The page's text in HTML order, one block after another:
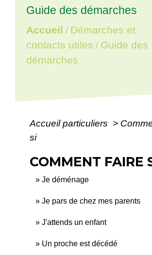
Guide des démarches
Accueil / Démarches et
contacts utiles / Guide des
démarches
Accueil particuliers >
si
COMMENT FAIRE
Je déménage
Je pars de chez mes parents
J'attends un enfant
Un proche est décédé